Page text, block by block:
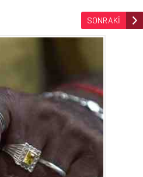
SONRAKİ